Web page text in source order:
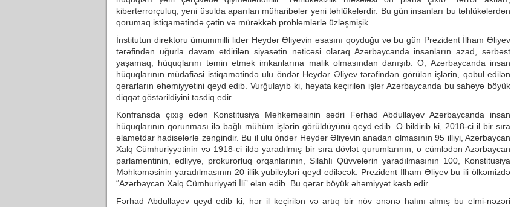
kiberterrorçuluq, yeni üsulda aparılan müharibələr yeni təhlükələrdir. Bu gün insanları bu təhlükələrdən
qorumaq istiqamətində çətin və mürəkkəb problemlərlə üzləşmişik.
İnstitutun direktoru ümummilli lider Heydər Əliyevin əsasını qoyduğu və bu gün Prezident İlham Əliyev
tərəfindən uğurla davam etdirilən siyasətin nəticəsi olaraq Azərbaycanda insanların azad, sərbəst
yaşamaq, hüquqlarını təmin etmək imkanlarına malik olmasından danışıb. O, Azərbaycanda insan
hüquqlarının müdafiəsi istiqamətində ulu öndər Heydər Əliyev tərəfindən görülən işlərin, qəbul edilən
qərarların əhəmiyyətini qeyd edib. Vurğulayıb ki, həyata keçirilən işlər Azərbaycanda bu sahəyə böyük
diqqət göstərildiyini təsdiq edir.
Konfransda çıxış edən Konstitusiya Məhkəməsinin sədri Fərhad Abdullayev Azərbaycanda insan
hüquqlarının qorunması ilə bağlı mühüm işlərin görüldüyünü qeyd edib. O bildirib ki, 2018-ci il bir sıra
əlamətdar hadisələrlə zəngindir. Bu il ulu öndər Heydər Əliyevin anadan olmasının 95 illiyi, Azərbaycan
Xalq Cümhuriyyətinin və 1918-ci ildə yaradılmış bir sıra dövlət qurumlarının, o cümlədən Azərbaycan
parlamentinin, ədliyyə, prokurorluq orqanlarının, Silahlı Qüvvələrin yaradılmasının 100, Konstitusiya
Məhkəməsinin yaradılmasının 20 illik yubileyləri qeyd ediləcək. Prezident İlham Əliyev bu ili ölkəmizdə
“Azərbaycan Xalq Cümhuriyyəti İli” elan edib. Bu qərar böyük əhəmiyyət kəsb edir.
Fərhad Abdullayev qeyd edib ki, hər il keçirilən və artıq bir növ ənənə halını almış bu elmi-nəzəri